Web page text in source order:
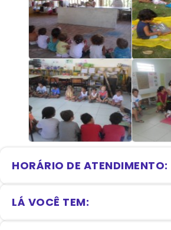
HORÁRIO DE ATENDIMENTO:
LÁ VOCÊ TEM: